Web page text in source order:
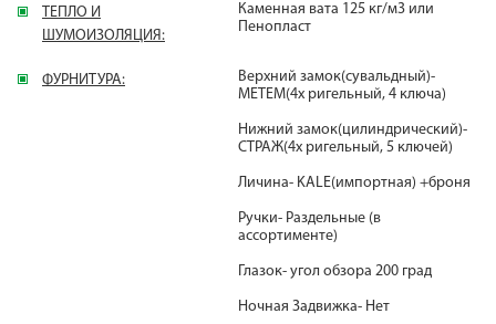
ТЕПЛО И
ШУМОИЗОЛЯЦИЯ:
Каменная вата 125 кг/м3 или
Пенопласт
ФУРНИТУРА:
Верхний замок(сувальдный)-
МЕТЕМ(4х ригельный, 4 ключа)
Нижний замок(цилиндрический)-
СТРАЖ(4х ригельный, 5 ключей)
Личина- KALE(импортная) +броня
Ручки- Раздельные (в
ассортименте)
Глазок- угол обзора 200 град
Ночная Задвижка- Нет